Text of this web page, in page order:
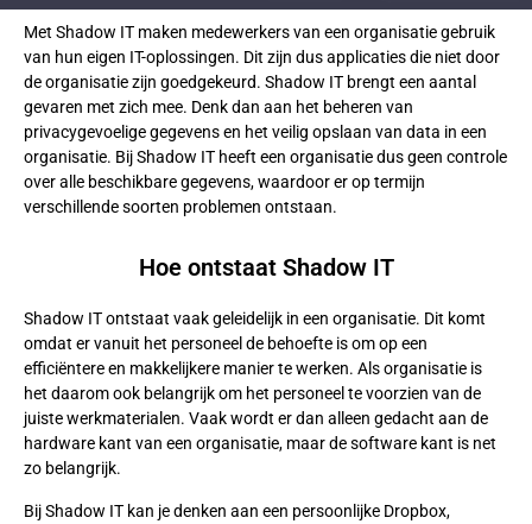
Met Shadow IT maken medewerkers van een organisatie gebruik
van hun eigen IT-oplossingen. Dit zijn dus applicaties die niet door
de organisatie zijn goedgekeurd. Shadow IT brengt een aantal
gevaren met zich mee. Denk dan aan het beheren van
privacygevoelige gegevens en het veilig opslaan van data in een
organisatie. Bij Shadow IT heeft een organisatie dus geen controle
over alle beschikbare gegevens, waardoor er op termijn
verschillende soorten problemen ontstaan.
Hoe ontstaat Shadow IT
Shadow IT ontstaat vaak geleidelijk in een organisatie. Dit komt
omdat er vanuit het personeel de behoefte is om op een
efficiëntere en makkelijkere manier te werken. Als organisatie is
het daarom ook belangrijk om het personeel te voorzien van de
juiste werkmaterialen. Vaak wordt er dan alleen gedacht aan de
hardware kant van een organisatie, maar de software kant is net
zo belangrijk.
Bij Shadow IT kan je denken aan een persoonlijke Dropbox,